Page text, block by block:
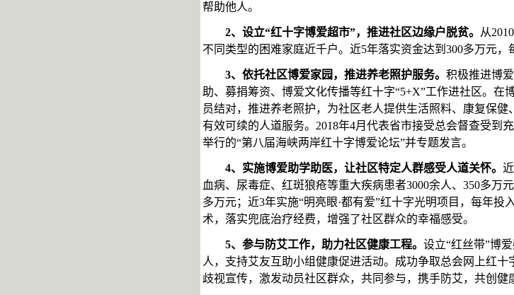
帮助他人。
2、设立“红十字博爱超市”，推进社区边缘户脱贫。 从
不同类型的困难家庭近千户。近5年落实资金达到300多万元，
3、依托社区博爱家园，推进养老照护服务。积极推进博
助、募捐筹资、博爱文化传播等红十字“5+X”工作进社区。在
员结对，推进养老照护，为社区老人提供生活照料、康复保健
有效可续的人道服务。2018年4月代表省市接受总会督查受到
举行的“第八届海峡两岸红十字博爱论坛”并专题发言。
4、实施博爱助学助医，让社区特定人群感受人道关怀。近
血病、尿毒症、红斑狼疮等重大疾病患者3000余人、350多万
多万元；近3年实施“明亮眼·都有爱”红十字光明项目，每年投
术，落实兜底治疗经费，增强了社区群众的幸福感受。
5、参与防艾工作，助力社区健康工程。设立“红丝带”博
人，支持艾友互助小组健康促进活动。成功争取总会网上红
歧视宣传，激发动员社区群众，共同参与，携手防艾，共创健